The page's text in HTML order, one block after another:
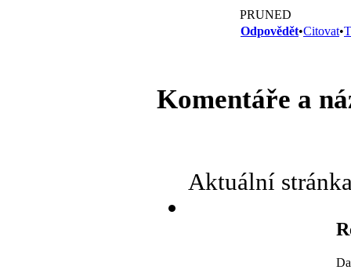
PRUNED
Odpovědět•Citovat•
Komentáře a
Aktuální